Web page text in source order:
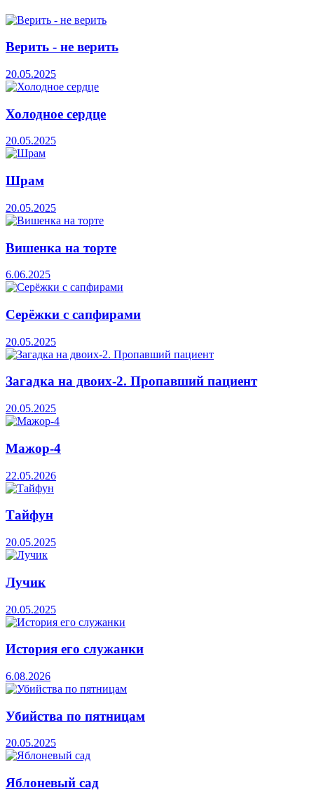
Верить - не верить
20.05.2025
Холодное сердце
20.05.2025
Шрам
20.05.2025
Вишенка на торте
6.06.2025
Серёжки с сапфирами
20.05.2025
Загадка на двоих-2. Пропавший пациент
20.05.2025
Мажор-4
22.05.2026
Тайфун
20.05.2025
Лучик
20.05.2025
История его служанки
6.08.2026
Убийства по пятницам
20.05.2025
Яблоневый сад